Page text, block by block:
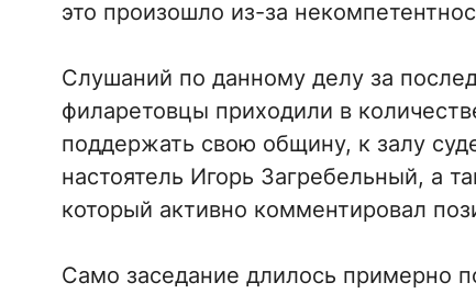
это произошло из-за
Слушаний по данному делу за
филаретовцы приходили в
поддержать свою общину, к залу
настоятель Игорь Загребельный, а
который активно комментировал
Само заседание длилось примерно